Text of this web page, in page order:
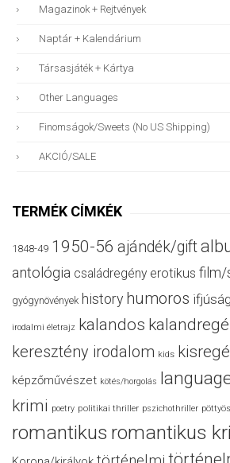
Magazinok + Rejtvények
Naptár + Kalendárium
Társasjáték + Kártya
Other Languages
Finomságok/sweets (no US Shipping)
AKCIÓ/SALE
TERMÉK CÍMKÉK
1848-49 1950-56 ajándék/gift
antológia családregény erotikus film/
gyógynövények history humoros
irodalmi életrajz kalandos
keresztény irodalom kids
képzőművészet kötés/horgolás
krimi poetry politikai thriller pszichothriller
romantikus romantikus